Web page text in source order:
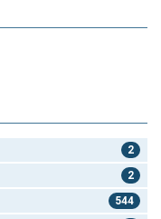
2
2
544